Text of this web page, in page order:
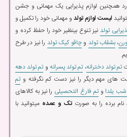
همچنین لوازم پذیرایی یک مهمانی و جشن
لیست لوازم تولد و مهمانی خود را تکمیل و
تولد نیز تنوع بینظیر خود را حفظ کرده و
،بشقاب تولد وچاقو کیک تولد را نیز در طرح
تم تولد دخترانه،تم تولد پسرانه وتم تولد دهه
های مهم دیگر را نیز دست کم نگرفته وتم
یلدا وتم فارغ التحصیلی را نیز به کالاهای
نام برده را به صورت تک و عمده میتوانید با